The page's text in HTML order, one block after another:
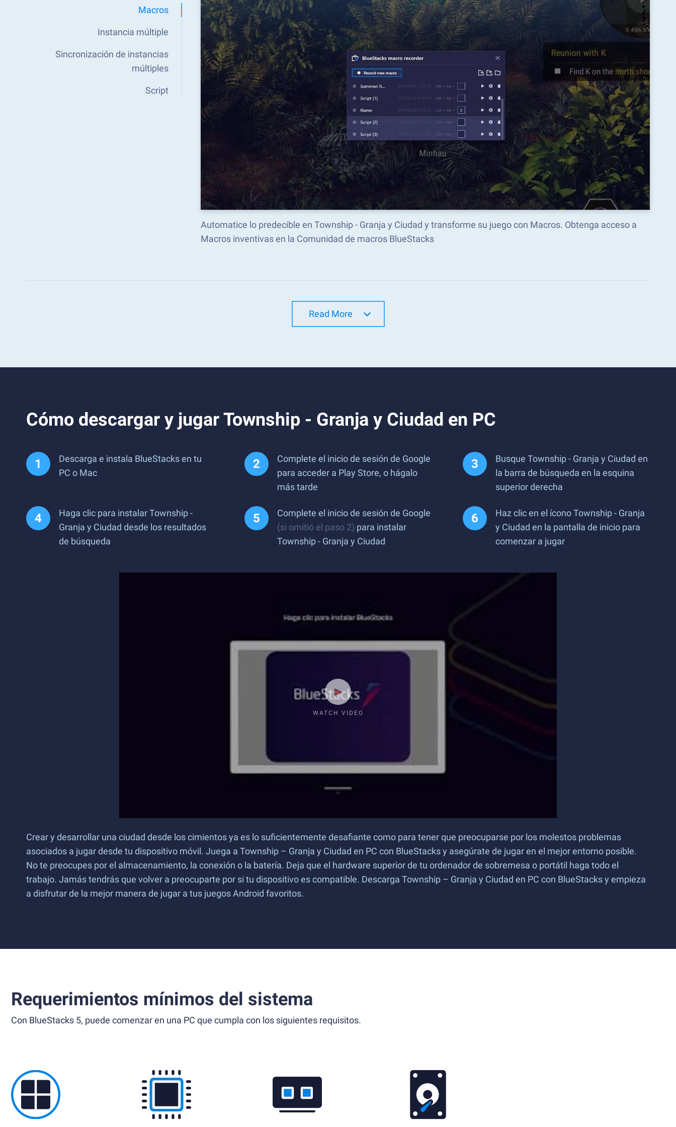
Macros
Instancia múltiple
Sincronización de instancias
múltiples
Script
Automatice lo predecible en Township - Granja y Ciudad y transforme su juego con Macros. Obtenga acceso a
Macros inventivas en la Comunidad de macros BlueStacks
Read More
Cómo descargar y jugar Township - Granja y Ciudad en PC
Descarga e instala BlueStacks en tu
PC o Mac
Complete el inicio de sesión de Google
para acceder a Play Store, o hágalo
más tarde
Busque Township - Granja y Ciudad en
la barra de búsqueda en la esquina
superior derecha
Haga clic para instalar Township -
Granja y Ciudad desde los resultados
de búsqueda
Complete el inicio de sesión de Google
(si omitió el paso 2) para instalar
Township - Granja y Ciudad
Haz clic en el ícono Township - Granja
y Ciudad en la pantalla de inicio para
comenzar a jugar
WATCH VIDEO
Crear y desarrollar una ciudad desde los cimientos ya es lo suficientemente desafiante como para tener que preocuparse por los molestos problemas
asociados a jugar desde tu dispositivo móvil. Juega a Township – Granja y Ciudad en PC con BlueStacks y asegúrate de jugar en el mejor entorno posible.
No te preocupes por el almacenamiento, la conexión o la batería. Deja que el hardware superior de tu ordenador de sobremesa o portátil haga todo el
trabajo. Jamás tendrás que volver a preocuparte por si tu dispositivo es compatible. Descarga Township – Granja y Ciudad en PC con BlueStacks y empieza
a disfrutar de la mejor manera de jugar a tus juegos Android favoritos.
Requerimientos mínimos del sistema
Con BlueStacks 5, puede comenzar en una PC que cumpla con los siguientes requisitos.